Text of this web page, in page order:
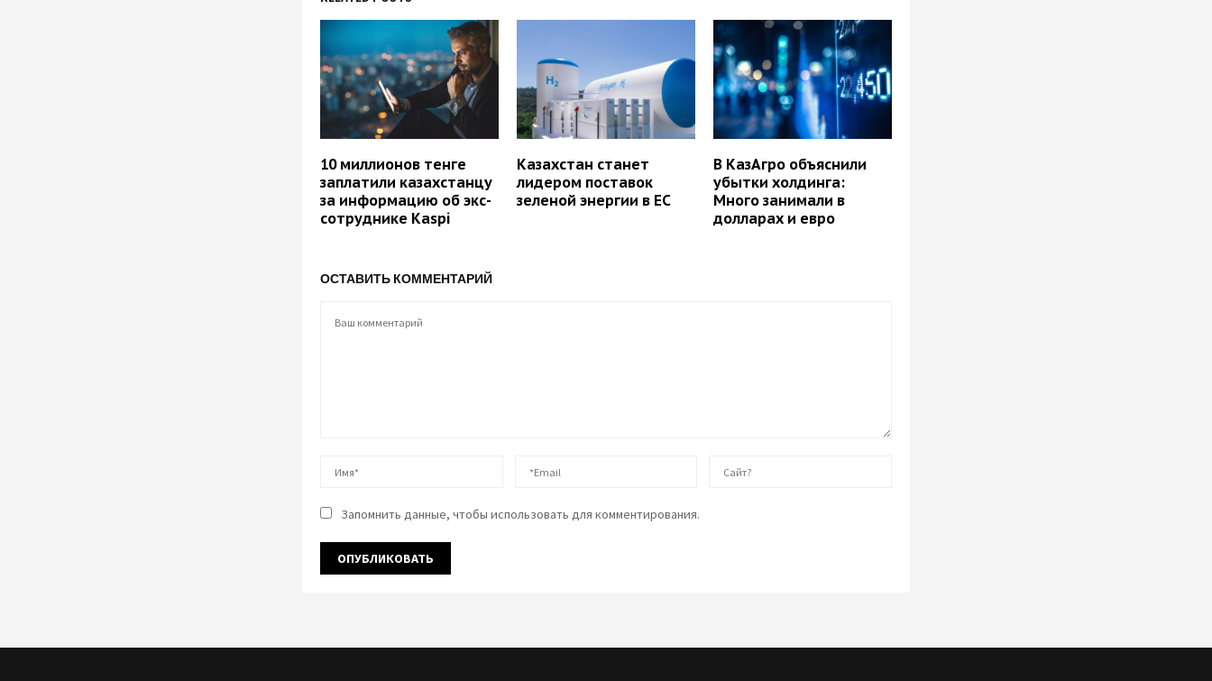
10 миллионов тенге
заплатили казахстанцу
за информацию об экс-
сотруднике Kaspi
Казахстан станет
лидером поставок
зеленой энергии в ЕС
В КазАгро объяснили
убытки холдинга:
Много занимали в
долларах и евро
ОСТАВИТЬ КОММЕНТАРИЙ
Запомнить данные, чтобы использовать для комментирования.